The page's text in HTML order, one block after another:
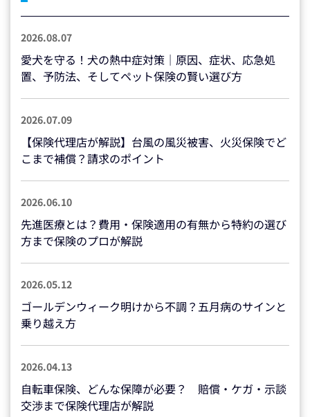
2026.08.07
愛犬を守る！犬の熱中症対策｜原因、症状、応急処
置、予防法、そしてペット保険の賢い選び方
2026.07.09
【保険代理店が解説】台風の風災被害、火災保険でど
こまで補償？請求のポイント
2026.06.10
先進医療とは？費用・保険適用の有無から特約の選び
方まで保険のプロが解説
2026.05.12
ゴールデンウィーク明けから不調？五月病のサインと
乗り越え方
2026.04.13
自転車保険、どんな保障が必要？ 賠償・ケガ・示談
交渉まで保険代理店が解説